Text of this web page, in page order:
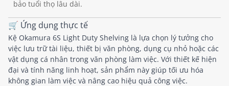
bảo tuổi thọ lâu dài.
🛒 Ứng dụng thực tế
Kệ Okamura 6S Light Duty Shelving là lựa chọn lý tưởng cho
việc lưu trữ tài liệu, thiết bị văn phòng, dụng cụ nhỏ hoặc các
vật dụng cá nhân trong văn phòng làm việc. Với thiết kế hiện
đại và tính năng linh hoạt, sản phẩm này giúp tối ưu hóa
không gian làm việc và nâng cao hiệu quả công việc.